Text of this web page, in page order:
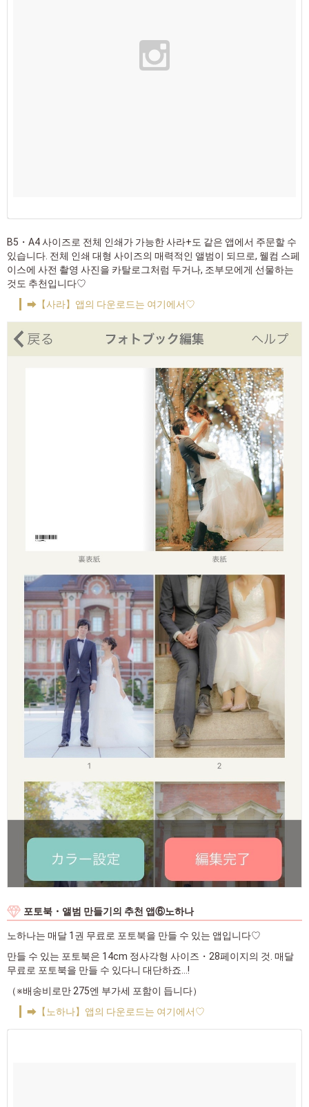
B5・A4 사이즈로 전체 인쇄가 가능한 사라+도 같은 앱에서 주문할 수
있습니다. 전체 인쇄 대형 사이즈의 매력적인 앨범이 되므로, 웰컴 스페
이스에 사전 촬영 사진을 카탈로그처럼 두거나, 조부모에게 선물하는
것도 추천입니다♡
➡【사라】앱의 다운로드는 여기에서♡
포토북・앨범 만들기의 추천 앱⑥노하나
노하나는 매달 1권 무료로 포토북을 만들 수 있는 앱입니다♡
만들 수 있는 포토북은 14cm 정사각형 사이즈・28페이지의 것. 매달
무료로 포토북을 만들 수 있다니 대단하죠…!
（※배송비로만 275엔 부가세 포함이 듭니다）
➡【노하나】앱의 다운로드는 여기에서♡